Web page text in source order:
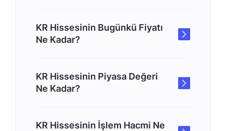
KR Hissesinin Bugünkü Fiyatı
Ne Kadar?
KR Hissesinin Piyasa Değeri
Ne Kadar?
KR Hissesinin İşlem Hacmi Ne